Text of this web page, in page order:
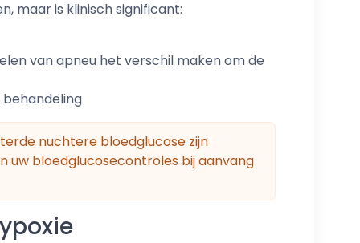
maar is klinisch significant:
van apneu het verschil maken om de
nuchtere bloedglucose zijn
uw bloedglucosecontroles bij aanvang